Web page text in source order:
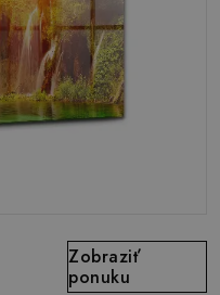
Zobraziť
ponuku